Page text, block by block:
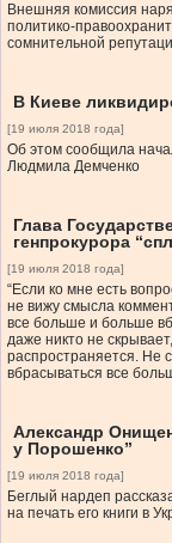
Внешняя комиссия
политико-
сомнительной
В Киеве
[19 июля 2018 года]
Об этом сообщила
Людмила Демченко
Глава
генпрокурора
[19 июля 2018 года]
“Если ко мне есть
не вижу смысла
все больше и больше
даже никто не
распространяется. Не
вбрасываться все
Александр
у Порошенко”
[19 июля 2018 года]
Беглый нардеп
на печать его книги в